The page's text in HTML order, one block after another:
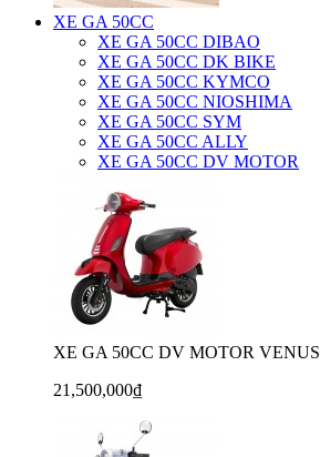
XE GA 50CC
XE GA 50CC DIBAO
XE GA 50CC DK BIKE
XE GA 50CC KYMCO
XE GA 50CC NIOSHIMA
XE GA 50CC SYM
XE GA 50CC ALLY
XE GA 50CC DV MOTOR
XE GA 50CC DV MOTOR VENUS
21,500,000₫